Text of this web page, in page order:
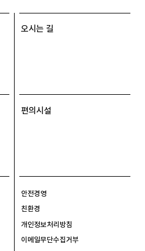
오시는 길
편의시설
안전경영
친환경
개인정보처리방침
이메일무단수집거부